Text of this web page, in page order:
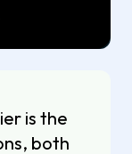
is the
both